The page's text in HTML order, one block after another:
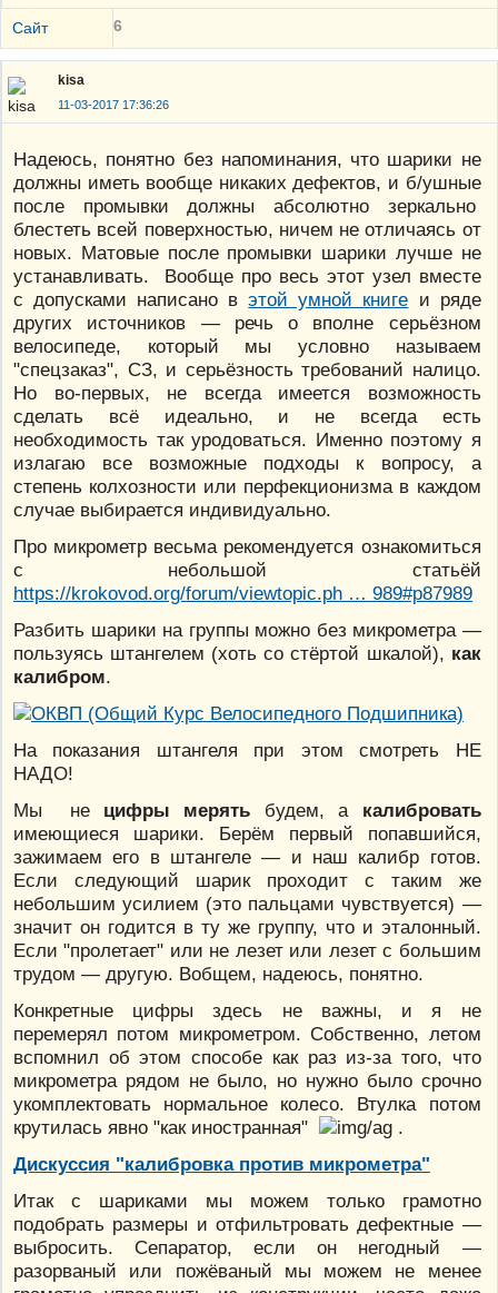
Сайт 6
kisa
11-03-2017 17:36:26
Надеюсь, понятно без напоминания, что шарики не
должны иметь вообще никаких дефектов, и б/ушные
после промывки должны абсолютно зеркально
блестеть всей поверхностью, ничем не отличаясь от
новых. Матовые после промывки шарики лучше не
устанавливать. Вообще про весь этот узел вместе
с допусками написано вэтой умной книге и ряде
других источников — речь о вполне серьёзном
велосипеде, который мы условно называем
"спецзаказ", СЗ, и серьёзность требований налицо.
Но во-первых, не всегда имеется возможность
сделать всё идеально, и не всегда есть
необходимость так уродоваться. Именно поэтому я
излагаю все возможные подходы к вопросу, а
степень колхозности или перфекционизма в каждом
случае выбирается индивидуально.
Про микрометр весьма рекомендуется ознакомиться
с небольшой статьёй
https://krokovod.org/forum/viewtopic.ph … 989#p87989
Разбить шарики на группы можно без микрометра —
пользуясь штангелем (хоть со стёртой шкалой), как
калибром.
На показания штангеля при этом смотреть НЕ
НАДО!
Мы не цифры мерять будем, а калибровать
имеющиеся шарики. Берём первый попавшийся,
зажимаем его в штангеле — и наш калибр готов.
Если следующий шарик проходит с таким же
небольшим усилием (это пальцами чувствуется) —
значит он годится в ту же группу, что и эталонный.
Если "пролетает" или не лезет или лезет с большим
трудом — другую. Вобщем, надеюсь, понятно.
Конкретные цифры здесь не важны, и я не
перемерял потом микрометром. Собственно, летом
вспомнил об этом способе как раз из-за того, что
микрометра рядом не было, но нужно было срочно
укомплектовать нормальное колесо. Втулка потом
крутилась явно "как иностранная"
.
Дискуссия "калибровка против микрометра"
Итак с шариками мы можем только грамотно
подобрать размеры и отфильтровать дефектные —
выбросить. Сепаратор, если он негодный —
разорваный или пожёваный мы можем не менее